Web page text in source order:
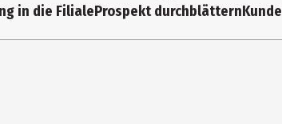
Paraffin
Gebr. Steinhart GmbH&Co. KG
in die FilialeProspekt durchblättern